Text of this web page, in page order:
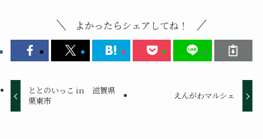
よかったらシェアしてね！
ととのいっこ in 滋賀県
栗東市
えんがわマルシェ